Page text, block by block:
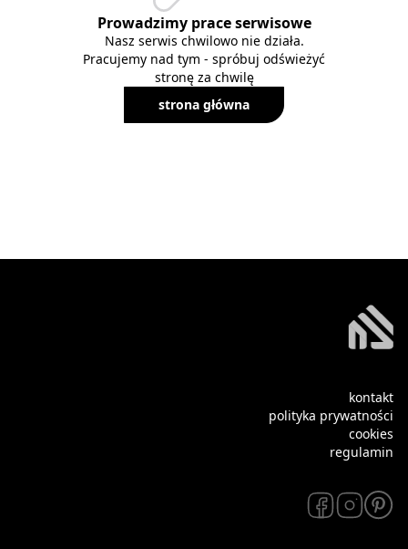
Prowadzimy prace serwisowe
Nasz serwis chwilowo nie działa.
Pracujemy nad tym - spróbuj odświeżyć
stronę za chwilę
strona główna
kontakt
polityka prywatności
cookies
regulamin